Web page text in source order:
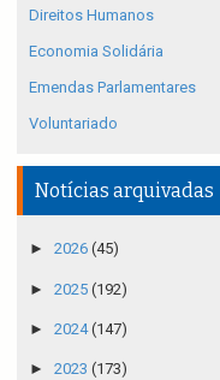
Direitos Humanos
Economia Solidária
Emendas Parlamentares
Voluntariado
Notícias arquivadas
► 2026 (45)
► 2025 (192)
► 2024(147)
► 2023 (173)